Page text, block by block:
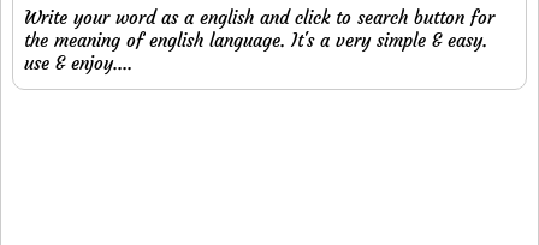
Write your word as a english and click to search button for
the meaning of english language. It's a very simple & easy.
use & enjoy....